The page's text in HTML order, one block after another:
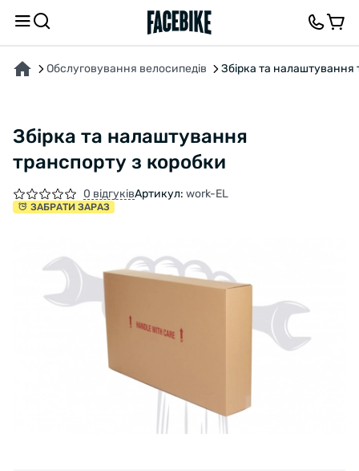
Обслуговування велосипедів Збірка та налаштування
Збірка та налаштування
транспорту з коробки
0 відгуківАртикул: work-EL
ЗАБРАТИ ЗАРАЗ
ПРО ТОВАР ВІДГУКИ ТА ЗАПИТАННЯ